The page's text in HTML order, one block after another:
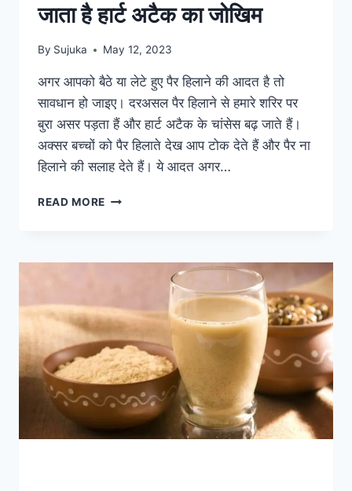
जाता है हार्ट अटैक का जोखिम
By Sujuka May 12, 2023
अगर आपको बैठे या लेटे हुए पैर हिलाने की आदत है तो
सावधान हो जाइए। दरअसल पैर हिलाने से हमारे शरिर पर
बुरा असर पड़ता हैं और हार्ट अटैक के चांसेस बढ़ जाते हैं।
अक्सर बच्चों को पैर हिलाते देख आप टोक देते हैं और पैर ना
हिलाने की सलाह देते हैं। ये आदत अगर…
READ MORE बैठे-
हिलाने
जाता
है
हार्ट
अटैक
का
जोखिम